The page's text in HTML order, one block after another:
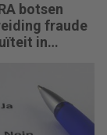
botsen
fraude
in